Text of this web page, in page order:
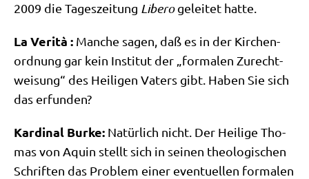
2009 die Tages­zei­tung Libe­rogelei­tet hatte.
La Veri­tà : Man­che sagen, daß es in der Kir­chen­
ord­nung gar kein Insti­tut der „for­ma­len Zurecht­
wei­sung“ des Hei­li­gen Vaters gibt. Haben Sie sich
das erfunden?
Kar­di­nal Bur­ke: Natür­lich nicht. Der Hei­li­ge Tho­
mas von Aquin stellt sich in sei­nen theo­lo­gi­schen
Schrif­ten das Pro­blem einer even­tu­el­len for­ma­len